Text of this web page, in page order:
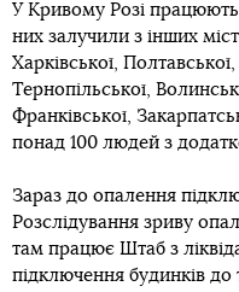
У Кривому Розі
них залучили з інших
Харківської,
Тернопільської,
Франківської,
понад 100 людей з
Зараз до опалення
Розслідування зриву
там працює Штаб з
підключення будинків до